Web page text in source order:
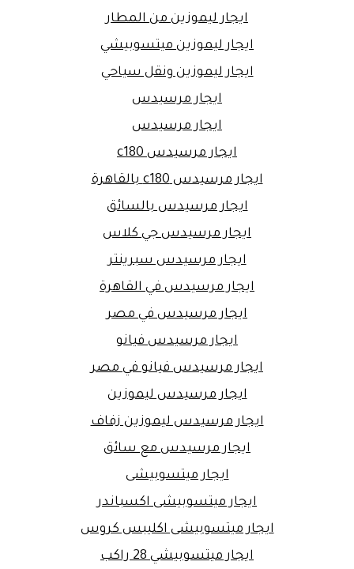
ايجار ليموزين من المطار
ايجار ليموزين ميتسوبيشي
ايجار ليموزين ونقل سياحي
ايجار مرسيدس
ايجار مرسيدس
ايجار مرسيدس c180
ايجار مرسيدس c180 بالقاهرة
ايجار مرسيدس بالسائق
ايجار مرسيدس جي كلاس
ايجار مرسيدس سبرينتر
ايجار مرسيدس في القاهرة
ايجار مرسيدس في مصر
ايجار مرسيدس فيانو
ايجار مرسيدس فيانو في مصر
ايجار مرسيدس ليموزين
ايجار مرسيدس ليموزين زفاف
ايجار مرسيدس مع سائق
ايجار ميتسوبيشى
ايجار ميتسوبيشى اكسباندر
ايجار ميتسوبيشى اكليبس كروس
ايجار ميتسوبيشي 28 راكب